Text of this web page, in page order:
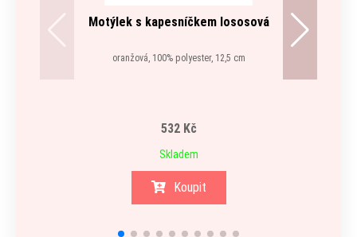
Motýlek s kapesníčkem lososová
oranžová, 100% polyester, 12,5 cm
532 Kč
Skladem
Koupit